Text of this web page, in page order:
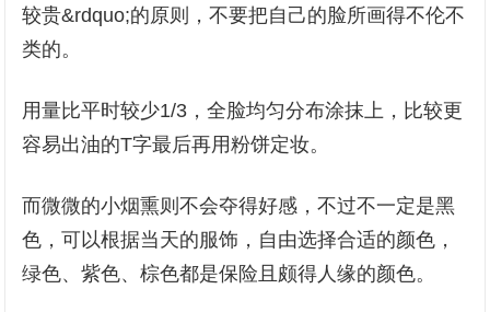
较贵&rdquo;的原则，不要把自己的脸所画得不伦不
类的。
用量比平时较少1/3，全脸均匀分布涂抹上，比较更
容易出油的T字最后再用粉饼定妆。
而微微的小烟熏则不会夺得好感，不过不一定是黑
色，可以根据当天的服饰，自由选择合适的颜色，
绿色、紫色、棕色都是保险且颇得人缘的颜色。